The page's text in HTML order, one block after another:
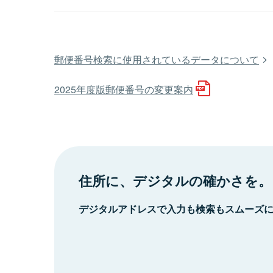
郵便番号検索に使用されているデータについて
2025年度版郵便番号の変更案内
住所に、デジタルの確かさを。
デジタルアドレスで入力も検索もスムーズ